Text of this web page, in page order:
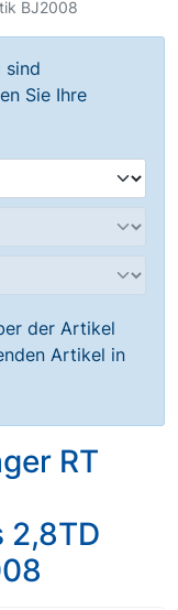
BJ2008
sind
Sie Ihre
der Artikel
Artikel in
RT
2,8TD